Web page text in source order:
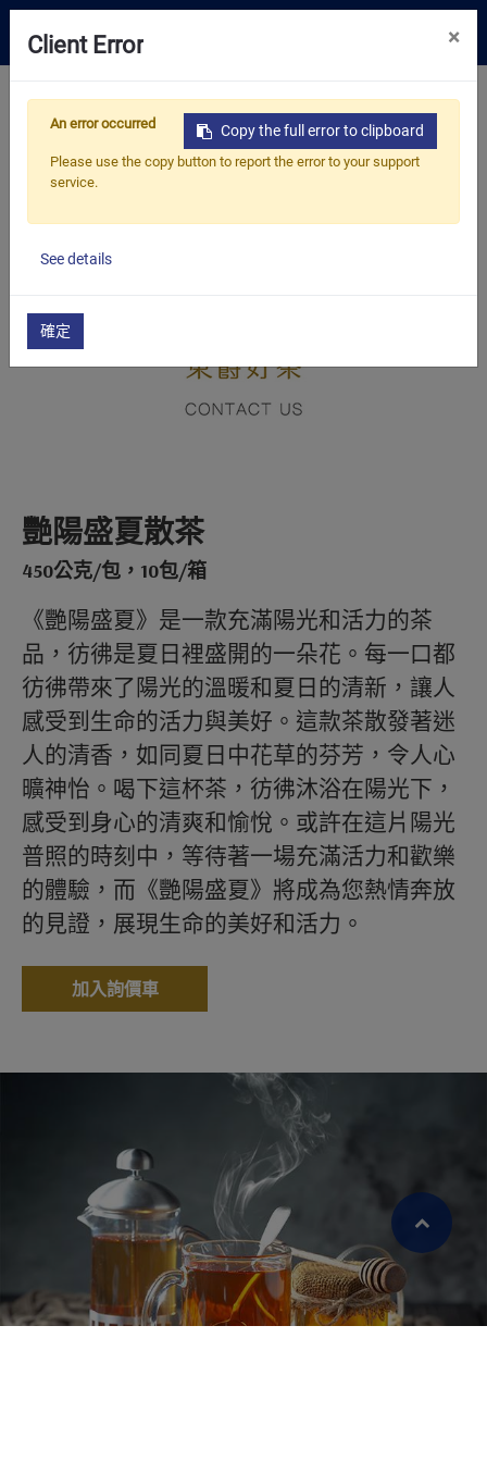
嚴選好茶
資源中心
繁體中文 English (US)
首頁 產品 嚴選好茶
特級罐裝茶/磅茶
歐式果粒茶（袋裝）
艷陽盛夏散茶
艷陽盛夏散茶
450公克/包，10包/箱
《艷陽盛夏》是一款充滿陽光和活力的茶
品，彷彿是夏日裡盛開的一朵花。每一口都
彷彿帶來了陽光的溫暖和夏日的清新，讓人
感受到生命的活力與美好。這款茶散發著迷
人的清香，如同夏日中花草的芬芳，令人心
曠神怡。喝下這杯茶，彷彿沐浴在陽光下，
感受到身心的清爽和愉悅。或許在這片陽光
普照的時刻中，等待著一場充滿活力和歡樂
的體驗，而《艷陽盛夏》將成為您熱情奔放
的見證，展現生命的美好和活力。
加入詢價車
Client Error ×
Copy the full error to clipboard
An error occurred
Please use the copy button to report the error to your support
service.
See details
確定